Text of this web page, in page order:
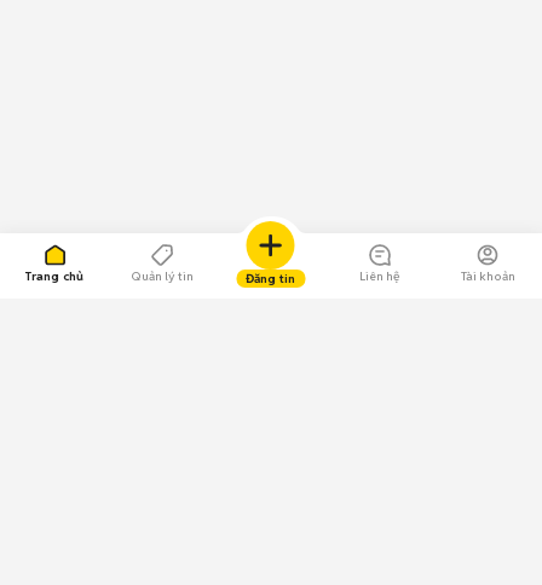
Trang chủ Quản lý tin Đăng tin Liên hệ Tài khoản